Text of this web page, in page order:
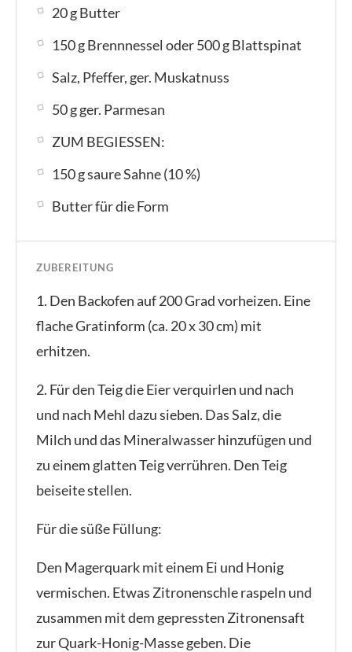
20 g Butter
150 g Brennnessel oder 500 g Blattspinat
Salz, Pfeffer, ger. Muskatnuss
50 g ger. Parmesan
ZUM BEGIESSEN:
150 g saure Sahne (10 %)
Butter für die Form
ZUBEREITUNG
1. Den Backofen auf 200 Grad vorheizen. Eine
flache Gratinform (ca. 20 x 30 cm) mit
erhitzen.
2. Für den Teig die Eier verquirlen und nach
und nach Mehl dazu sieben. Das Salz, die
Milch und das Mineralwasser hinzufügen und
zu einem glatten Teig verrühren. Den Teig
beiseite stellen.
Für die süße Füllung:
Den Magerquark mit einem Ei und Honig
vermischen. Etwas Zitronenschle raspeln und
zusammen mit dem gepressten Zitronensaft
zur Quark-Honig-Masse geben. Die